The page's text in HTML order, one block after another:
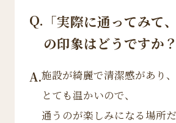
Q. 「実際に通ってみて
の印象はどうですか？
A.施設が綺麗で清潔感があり
とても温かいので、
通うのが楽しみになる場所だ